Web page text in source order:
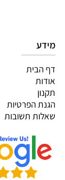
מידע
דף הבית
אודות
תקנון
הגנת הפרטיות
שאלות תשובות